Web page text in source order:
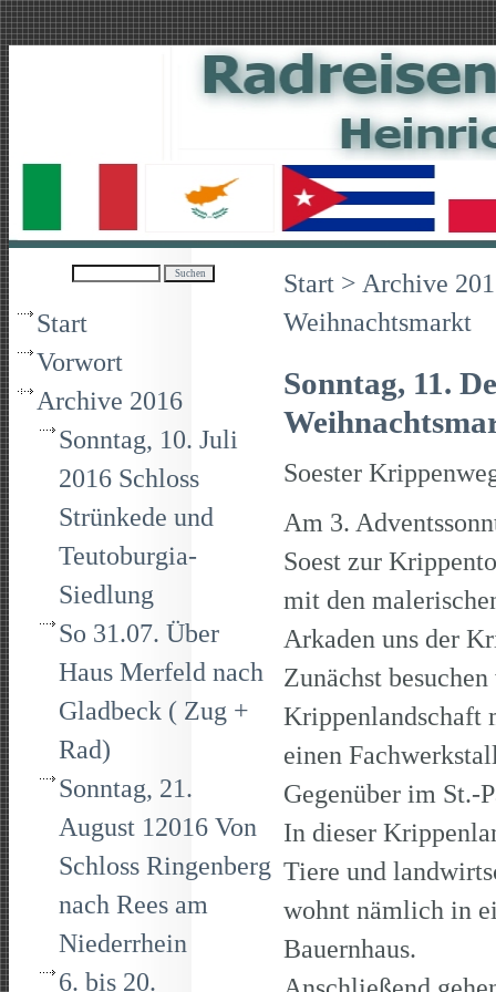
Start
Vorwort
Archive 2016
Sonntag, 10. Juli
2016 Schloss
Strünkede und
Teutoburgia-
Siedlung
So 31.07. Über
Haus Merfeld nach
Gladbeck ( Zug +
Rad)
Sonntag, 21.
August 12016 Von
Schloss Ringenberg
nach Rees am
Niederrhein
6. bis 20.
Start > Archive
Weihnachtsmarkt
Sonntag, 11.
Soester
Am 3.
Soest zur
mit den
Arkaden uns der
Zunächst
Krippenlandschaft
einen
Gegenüber im St.-
In dieser
Tiere und
wohnt nämlich in
Bauernhaus.